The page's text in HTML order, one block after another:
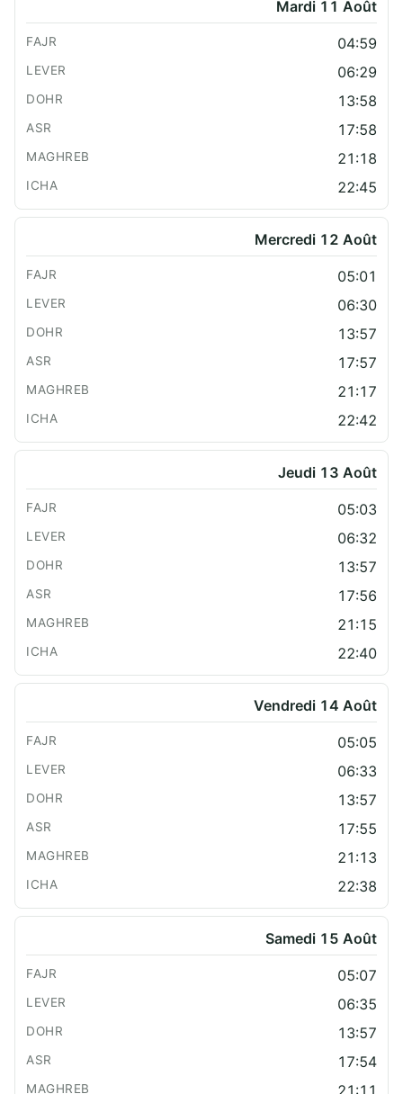
Mardi 11 Août
04:59
06:29
13:58
17:58
21:18
22:45
Mercredi 12 Août
05:01
06:30
13:57
17:57
21:17
22:42
Jeudi 13 Août
05:03
06:32
13:57
17:56
21:15
22:40
Vendredi 14 Août
05:05
06:33
13:57
17:55
21:13
22:38
Samedi 15 Août
05:07
06:35
13:57
17:54